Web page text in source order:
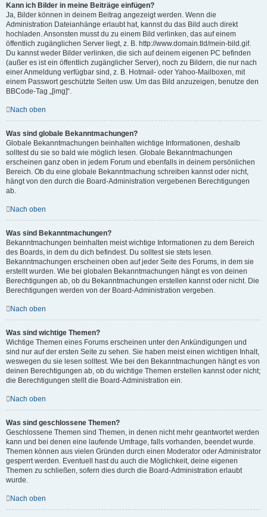
Kann ich Bilder in meine Beiträge einfügen?
Ja, Bilder können in deinem Beitrag angezeigt werden. Wenn die
Administration Dateianhänge erlaubt hat, kannst du das Bild auch direkt
hochladen. Ansonsten musst du zu einem Bild verlinken, das auf einem
öffentlich zugänglichen Server liegt, z. B. http://www.domain.tld/mein-bild.gif.
Du kannst weder Bilder verlinken, die sich auf deinem eigenen PC befinden
(außer es ist ein öffentlich zugänglicher Server), noch zu Bildern, die nur nach
einer Anmeldung verfügbar sind, z. B. Hotmail- oder Yahoo-Mailboxen, mit
einem Passwort geschützte Seiten usw. Um das Bild anzuzeigen, benutze den
BBCode-Tag „[img]“.
Nach oben
Was sind globale Bekanntmachungen?
Globale Bekanntmachungen beinhalten wichtige Informationen, deshalb
solltest du sie so bald wie möglich lesen. Globale Bekanntmachungen
erscheinen ganz oben in jedem Forum und ebenfalls in deinem persönlichen
Bereich. Ob du eine globale Bekanntmachung schreiben kannst oder nicht,
hängt von den durch die Board-Administration vergebenen Berechtigungen
ab.
Nach oben
Was sind Bekanntmachungen?
Bekanntmachungen beinhalten meist wichtige Informationen zu dem Bereich
des Boards, in dem du dich befindest. Du solltest sie stets lesen.
Bekanntmachungen erscheinen oben auf jeder Seite des Forums, in dem sie
erstellt wurden. Wie bei globalen Bekanntmachungen hängt es von deinen
Berechtigungen ab, ob du Bekanntmachungen erstellen kannst oder nicht. Die
Berechtigungen werden von der Board-Administration vergeben.
Nach oben
Was sind wichtige Themen?
Wichtige Themen eines Forums erscheinen unter den Ankündigungen und
sind nur auf der ersten Seite zu sehen. Sie haben meist einen wichtigen Inhalt,
weswegen du sie lesen solltest. Wie bei den Bekanntmachungen hängt es von
deinen Berechtigungen ab, ob du wichtige Themen erstellen kannst oder nicht;
die Berechtigungen stellt die Board-Administration ein.
Nach oben
Was sind geschlossene Themen?
Geschlossene Themen sind Themen, in denen nicht mehr geantwortet werden
kann und bei denen eine laufende Umfrage, falls vorhanden, beendet wurde.
Themen können aus vielen Gründen durch einen Moderator oder Administrator
gesperrt werden. Eventuell hast du auch die Möglichkeit, deine eigenen
Themen zu schließen, sofern dies durch die Board-Administration erlaubt
wurde.
Nach oben